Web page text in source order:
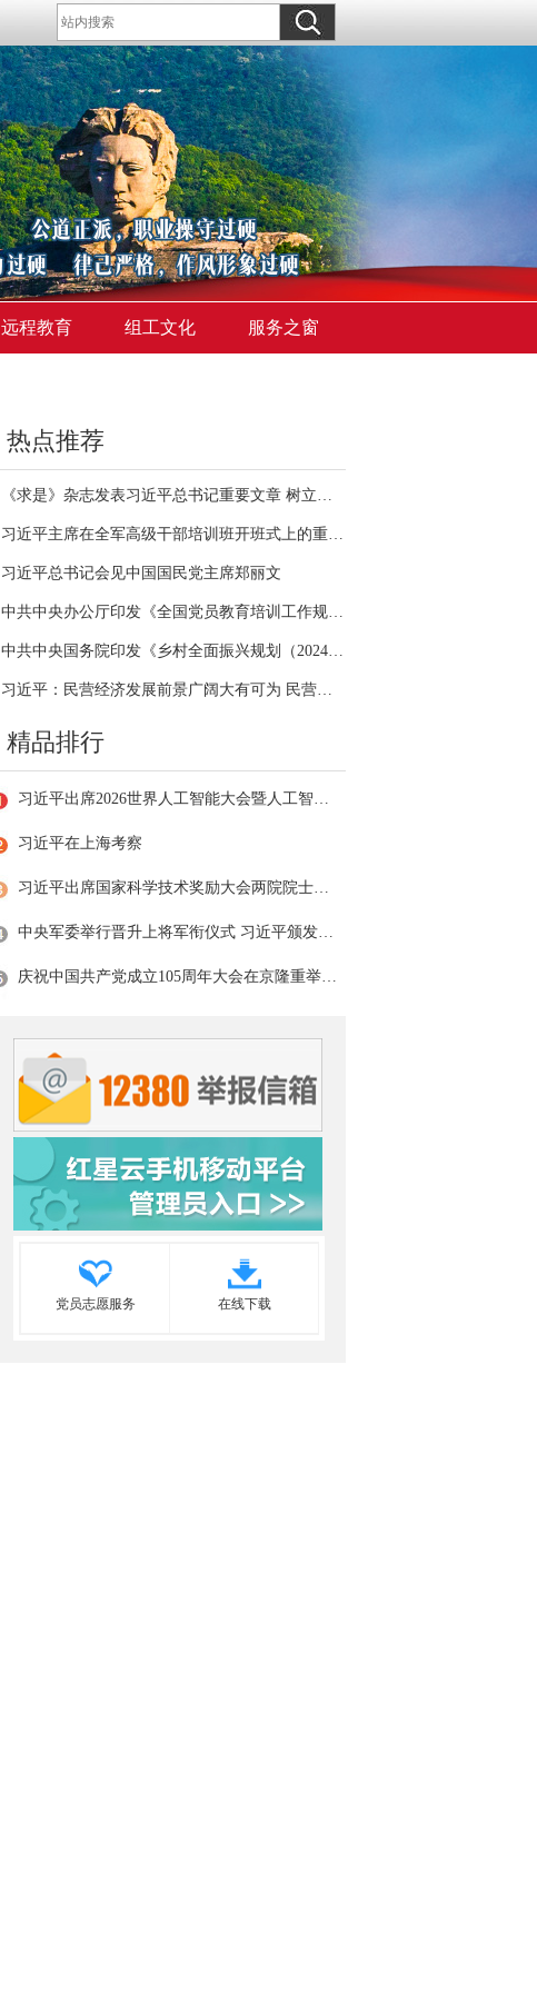
远程教育 组工文化 服务之窗
热点推荐
《求是》杂志发表习近平总书记重要文章 树立和践行正确政绩观
习近平主席在全军高级干部培训班开班式上的重要讲话引领全军开展思想整风、深化政治整训
习近平总书记会见中国国民党主席郑丽文
中共中央办公厅印发《全国党员教育培训工作规划（2024－2028年）》
中共中央国务院印发《乡村全面振兴规划（2024—2027年）》
习近平：民营经济发展前景广阔大有可为 民营企业和民营企业家大显身手正当其时
精品排行
习近平出席2026世界人工智能大会暨人工智能全球治理高级别会议开幕式并发表主旨讲话
习近平在上海考察
习近平出席国家科学技术奖励大会两院院士大会中国科协第十一次全国代表大会并发表重要讲话
中央军委举行晋升上将军衔仪式 习近平颁发命令状并向晋衔的军官表示祝贺
庆祝中国共产党成立105周年大会在京隆重举行 习近平发表重要讲话
党员志愿服务 在线下载